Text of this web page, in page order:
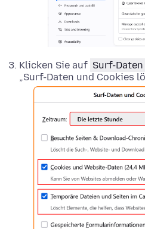
Klicken Sie auf Surf-
„Surf-Daten und Cookies